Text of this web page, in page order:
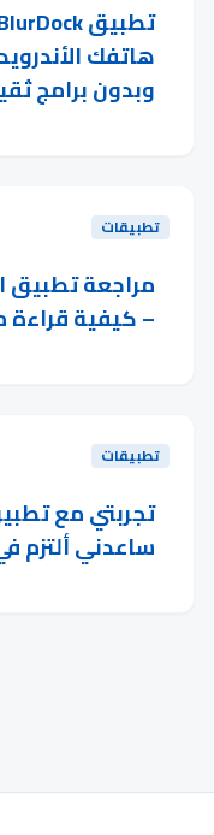
هاتفك
وبدون برامج
تطبيقات
مراجعة تطبيق
– كيفية قراءة
تطبيقات
تجربتي مع
ساعدني ألتزم